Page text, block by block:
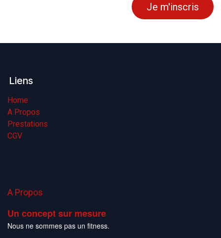
Je m'inscris​
Liens
Home
A Propos
Prestations
CGV
A Propos
Un concept sur mesure
Nous ne sommes pas un fitness.